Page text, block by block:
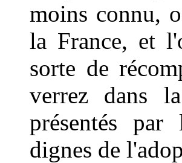
moins connu,
la France, et
sorte de
verrez dans
présentés par
dignes de